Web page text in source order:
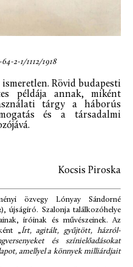
2-1/1112/1918
Rövid budapesti
példája annak, miként
tárgy a háborús
és a társadalmi
Kocsis Piroska
özvegy Lónyay Sándorné
újságíró. Szalonja találkozóhelye
íróinak és művészeinek. Az
„Írt, agitált, gyűjtött, házról-
és színielőadásokat
amellyel a könnyek milliárdjait